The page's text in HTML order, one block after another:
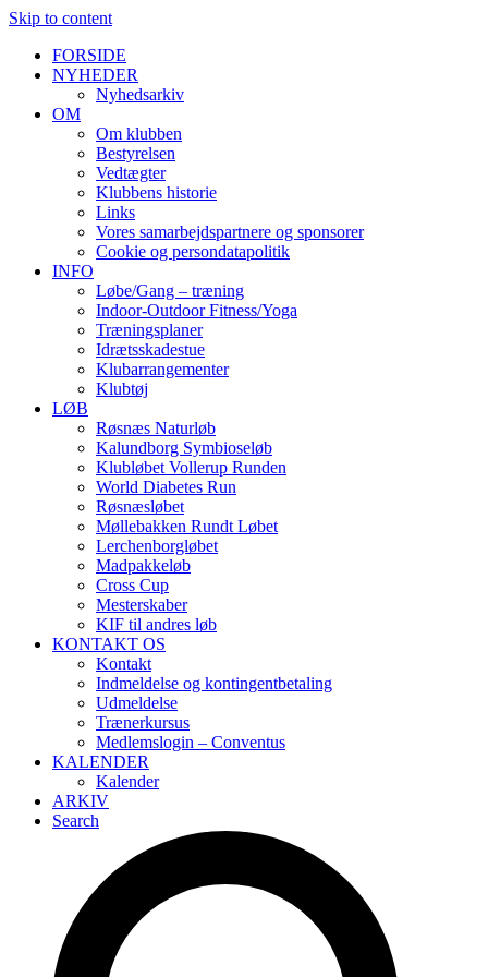
Skip to content
FORSIDE
NYHEDER
Nyhedsarkiv
OM
Om klubben
Bestyrelsen
Vedtægter
Klubbens historie
Links
Vores samarbejdspartnere og sponsorer
Cookie og persondatapolitik
INFO
Løbe/Gang – træning
Indoor-Outdoor Fitness/Yoga
Træningsplaner
Idrætsskadestue
Klubarrangementer
Klubtøj
LØB
Røsnæs Naturløb
Kalundborg Symbioseløb
Klubløbet Vollerup Runden
World Diabetes Run
Røsnæsløbet
Møllebakken Rundt Løbet
Lerchenborgløbet
Madpakkeløb
Cross Cup
Mesterskaber
KIF til andres løb
KONTAKT OS
Kontakt
Indmeldelse og kontingentbetaling
Udmeldelse
Trænerkursus
Medlemslogin – Conventus
KALENDER
Kalender
ARKIV
Search